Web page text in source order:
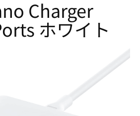
Charger
ホワイト